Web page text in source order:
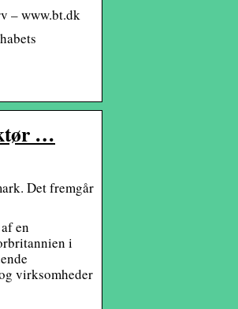
– www.bt.dk
…
Det fremgår
en
i
virksomheder